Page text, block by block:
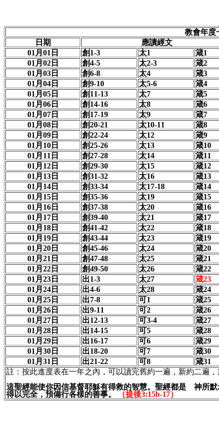
教會年度
日期
應讀經文
01月01日
創1-3 太1
箴1
01月02日
創4-5 太2-3
箴2
01月03日
創6-8 太4
箴3
01月04日
創9-10 太5-6
箴4
01月05日
創11-13 太7
箴5
01月06日
創14-16 太8
箴6
01月07日
創17-19 太9
箴7
01月08日
創20-21 太10-11
箴8
01月09日
創22-24 太12
箴9
01月10日
創25-26 太13
箴10
01月11日
創27-28 太14
箴11
01月12日
創29-30 太15
箴12
01月13日
創31-32 太16
箴13
01月14日
創33-34 太17-18
箴14
01月15日
創35-36 太19
箴15
01月16日
創37-38 太20
箴16
01月17日
創39-40 太21
箴17
01月18日
創41-42 太22
箴18
01月19日
創43-44 太23
箴19
01月20日
創45-46 太24
箴20
01月21日
創47-48 太25
箴21
01月22日
創49-50 太26
箴22
01月23日
出1-3 太27 箴23
01月24日
出4-6 太28
箴24
01月25日
出7-8 可1
箴25
01月26日
出9-11 可2
箴26
01月27日
出12-13 可3-4
箴27
01月28日
出14-15 可5
箴28
01月29日
出16-17 可6
箴29
01月30日
出18-20 可7
箴30
01月31日
出21-22 可8
箴31
註：按此進度表在一年之內，可以讀完舊約一遍，新約二遍
這聖經能使你因信基督耶穌有得救的智慧。聖經都是 神所
得以完全，預備行各樣的善事。
（提後3:15b-17）